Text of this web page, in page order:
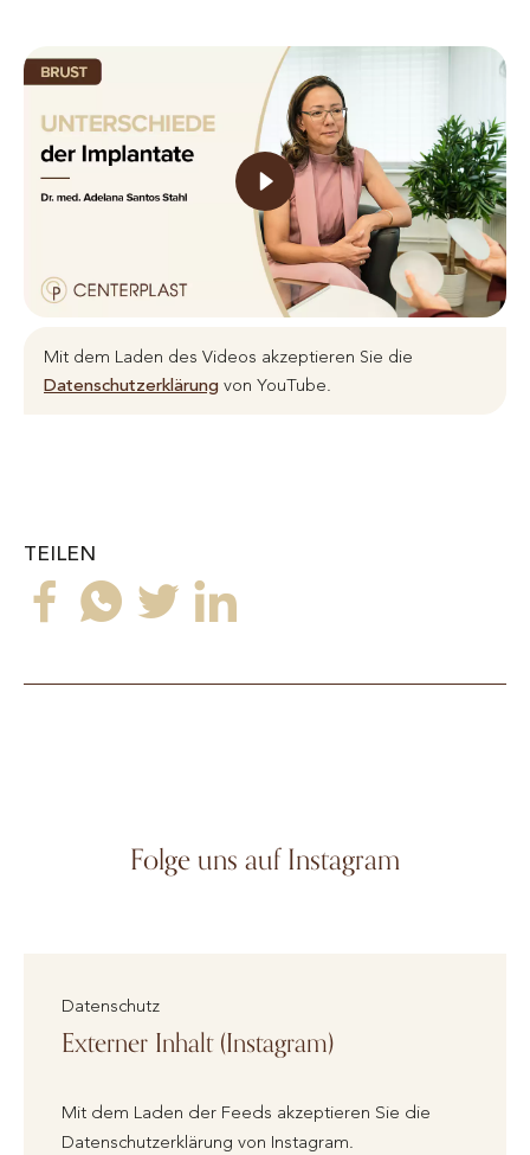
Mit dem Laden des Videos akzeptieren Sie die
Datenschutzerklärung von YouTube.
TEILEN
Folge uns auf Instagram
Datenschutz
Externer Inhalt (Instagram)
Mit dem Laden der Feeds akzeptieren Sie die
Datenschutzerklärung von Instagram.